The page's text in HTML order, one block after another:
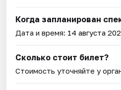
Когда запланирован
Дата и время: 14 августа
Сколько стоит билет?
Стоимость уточняйте у